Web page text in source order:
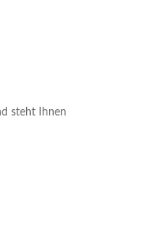
steht Ihnen